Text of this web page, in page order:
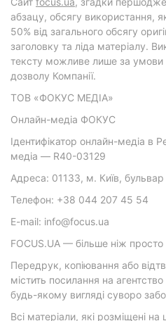
абзацу, обсягу використання,
50% від загального обсягу
заголовку та ліда матеріалу.
тексту можливе лише за умови
дозволу Компанії.
ТОВ «ФОКУС МЕДІА»
Онлайн-медіа ФОКУС
Ідентифікатор онлайн-медіа в
медіа — R40-03129
Адреса: 01133, м. Київ, бульвар
Телефон: +38 044 207 45 54
E-mail: info@focus.ua
FOCUS.UA — більше ніж просто
Передрук, копіювання або
містить посилання на
будь-якому вигляді суворо
Всі матеріали, які розміщені